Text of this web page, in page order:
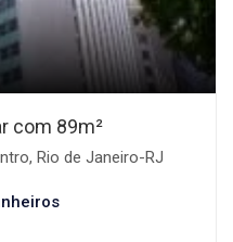
com 89m²
Rio de Janeiro-RJ